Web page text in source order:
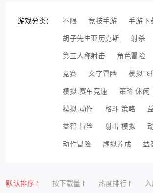
游戏分类： 不限 竞技手游 手游下
胡子先生亚历克斯
射杀
第三人称射击
角色冒险
竞赛
文字冒险 模拟飞
模拟 赛车竞速
策略 休闲
模拟 动作
格斗 策略
益智 冒险
射击 模拟
动作冒险
虚拟养成 益
默认排序 按下载量 热度排行